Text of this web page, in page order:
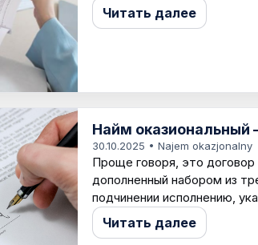
Читать далее
Найм оказиональный
30.10.2025 • Najem okazjonalny
Проще говоря, это
дополненный набором из
подчинении исполнению,
Читать далее